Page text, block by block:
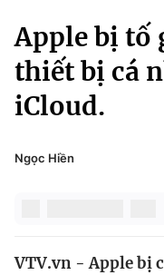
Chính trị
Xã hội
Pháp luật
Thế giới
Thể thao
Truyền hình
Văn hóa - Giải
Y tế
Công nghệ
Apple bị tố
thiết bị cá
iCloud.
Ngọc Hiền
VTV.vn - Apple bị